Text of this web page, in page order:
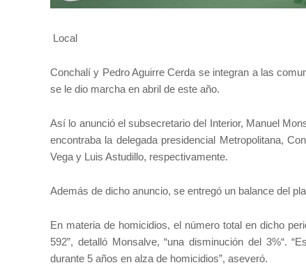
Local
Conchalí y Pedro Aguirre Cerda se integran a las
se le dio marcha en abril de este año.
Así lo anunció el subsecretario del Interior, Manuel
encontraba la delegada presidencial Metropolitana,
Vega y Luis Astudillo, respectivamente.
Además de dicho anuncio, se entregó un balance del
En materia de homicidios, el número total en dicho
592”, detalló Monsalve, “una disminución del 3%“.
durante 5 años en alza de homicidios”, aseveró.